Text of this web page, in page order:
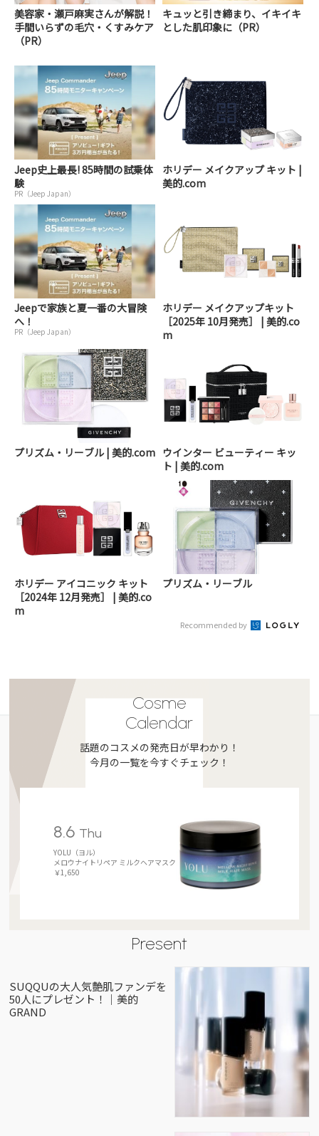
美容家・瀬戸麻実さんが解説！
手間いらずの毛穴・くすみケア
（PR）
キュッと引き締まり、イキイキ
とした肌印象に（PR）
Jeep史上最長! 85時間の試乗体
験
PR（Jeep Japan）
ホリデー メイクアップ キット |
美的.com
Jeepで家族と夏一番の大冒険
へ！
PR（Jeep Japan）
ホリデー メイクアップキット
［2025年 10月発売］ | 美的.co
m
プリズム・リーブル | 美的.com ウインター ビューティー キッ
ト | 美的.com
ホリデー アイコニック キット
［2024年 12月発売］ | 美的.co
m
プリズム・リーブル
Recommended by
Cosme
Calendar
話題のコスメの発売日が早わかり！
今月の一覧を今すぐチェック！
8.6 Thu
YOLU（ヨル）
メロウナイトリペア ミルクヘアマスク
￥1,650
Present
SUQQUの大人気艶肌ファンデを
50人にプレゼント！｜美的
GRAND